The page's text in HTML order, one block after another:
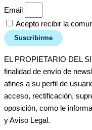
Email
Acepto recibir la
Suscribirme
EL PROPIETARIO DEL
finalidad de envío de
afines a su perfil de
acceso, rectificación,
oposición, como le
y Aviso Legal.